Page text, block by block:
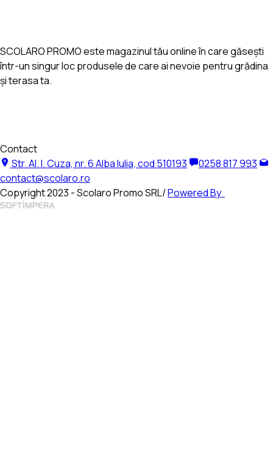
SCOLARO PROMO este magazinul tău online în care găsești
într-un singur loc produsele de care ai nevoie pentru grădina
și terasa ta.
Contact
Str. Al. I. Cuza, nr. 6 Alba Iulia, cod 510193
0258 817 993
contact@scolaro.ro
Copyright 2023 - Scolaro Promo SRL/Powered By